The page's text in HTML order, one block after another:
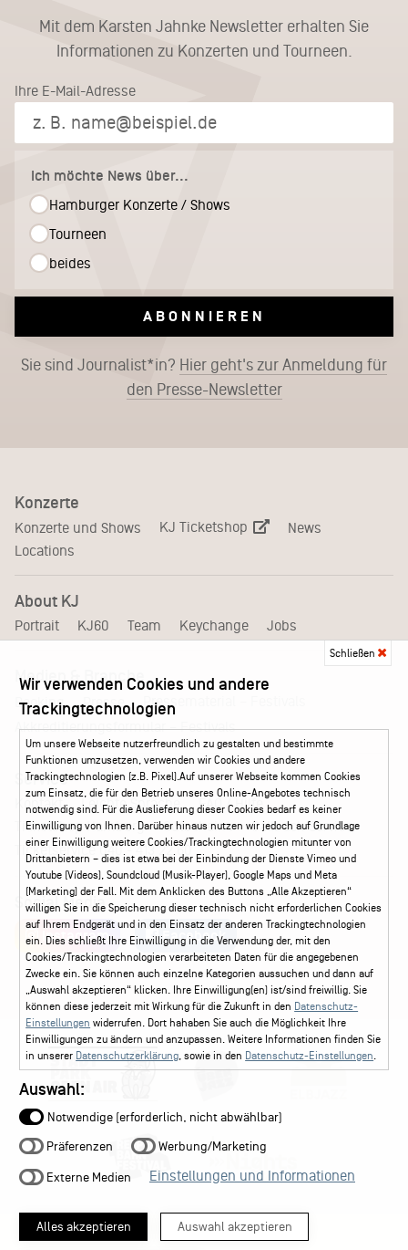
Mit dem Karsten Jahnke Newsletter erhalten Sie
Informationen zu Konzerten und Tourneen.
Ihre E-Mail-Adresse
Ich möchte News über...
Hamburger Konzerte / Shows
Tourneen
beides
ABONNIEREN
Sie sind Journalist*in? Hier geht's zur Anmeldung für
den Presse-Newsletter
Konzerte
Konzerte und Shows KJ Ticketshop
News
Locations
About KJ
Portrait KJ60 Team Keychange Jobs
Medien & Branche
Booking Presse
Pressematerial – Festivals
Akkreditierungsformular – Festivals
Service
Kontakt Leichte Sprache
FAQ / Hilfe
Ticketshop Hamburg
Gutscheine
Callback-Service
Ticketservice 040 - 413 22 60
Social Media
Instagram Facebook
Schließen
Wir verwenden Cookies und andere
Trackingtechnologien
Um unsere Webseite nutzerfreundlich zu gestalten und bestimmte
Funktionen umzusetzen, verwenden wir Cookies und andere
Trackingtechnologien (z.B. Pixel).Auf unserer Webseite kommen Cookies
zum Einsatz, die für den Betrieb unseres Online-Angebotes technisch
notwendig sind. Für die Auslieferung dieser Cookies bedarf es keiner
Einwilligung von Ihnen. Darüber hinaus nutzen wir jedoch auf Grundlage
einer Einwilligung weitere Cookies/Trackingtechnologien mitunter von
Drittanbietern – dies ist etwa bei der Einbindung der Dienste Vimeo und
Youtube (Videos), Soundcloud (Musik-Player), Google Maps und Meta
(Marketing) der Fall. Mit dem Anklicken des Buttons „Alle Akzeptieren“
willigen Sie in die Speicherung dieser technisch nicht erforderlichen Cookies
auf Ihrem Endgerät und in den Einsatz der anderen Trackingtechnologien
ein. Dies schließt Ihre Einwilligung in die Verwendung der, mit den
Cookies/Trackingtechnologien verarbeiteten Daten für die angegebenen
Zwecke ein. Sie können auch einzelne Kategorien aussuchen und dann auf
„Auswahl akzeptieren“ klicken. Ihre Einwilligung(en) ist/sind freiwillig. Sie
können diese jederzeit mit Wirkung für die Zukunft in den Datenschutz-
Einstellungen widerrufen. Dort hahaben Sie auch die Möglichkeit Ihre
Einwilligungen zu ändern und anzupassen. Weitere Informationen finden Sie
in unserer Datenschutzerklärung, sowie in den Datenschutz-Einstellungen.
Auswahl:
Notwendige (erforderlich, nicht abwählbar)
Präferenzen Werbung/Marketing
Externe Medien Einstellungen und Informationen
Alles akzeptieren Auswahl akzeptieren